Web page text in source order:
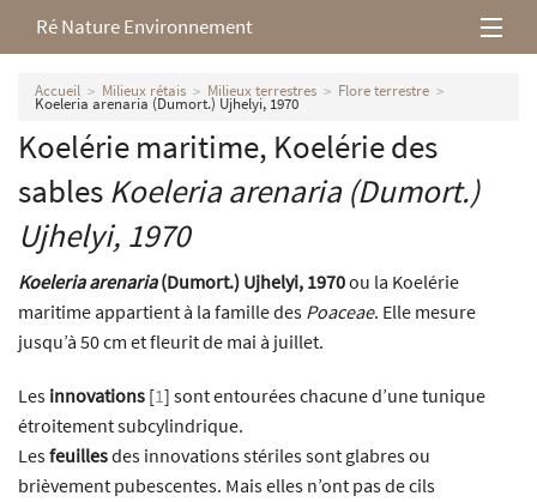
Ré Nature Environnement
L’association
Milieux rétais
Nos parutions
Accueil Milieux rétais Milieux terrestres Flore terrestre
Koeleria arenaria (Dumort.) Ujhelyi, 1970
Koelérie maritime, Koelérie des
sables Koeleria arenaria(Dumort.)
Ujhelyi, 1970
Koeleria arenaria(Dumort.) Ujhelyi, 1970ou la Koelérie
maritime appartient à la famille des Poaceae. Elle mesure
jusqu’à 50 cm et fleurit de mai à juillet.
Les innovations [1] sont entourées chacune d’une tunique
étroitement subcylindrique.
Lesfeuillesdes innovations stériles sont glabres ou
brièvement pubescentes. Mais elles n’ont pas de cils